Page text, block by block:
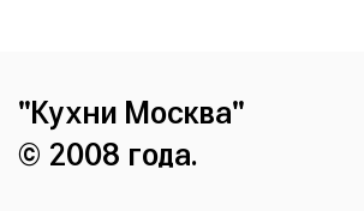
"Кухни Москва"
© 2008 года.